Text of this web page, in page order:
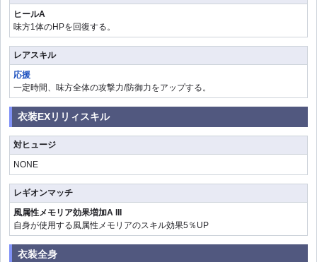
ヒールA
味方1体のHPを回復する。
レアスキル
応援
一定時間、味方全体の攻撃力/防御力をアップする。
衣装EXリリィスキル
対ヒュージ
NONE
レギオンマッチ
風属性メモリア効果増加A III
自身が使用する風属性メモリアのスキル効果5％UP
衣装全身